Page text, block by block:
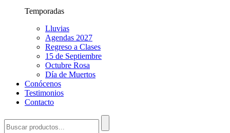
Temporadas
Lluvias
Agendas 2027
Regreso a Clases
15 de Septiembre
Octubre Rosa
Día de Muertos
Conócenos
Testimonios
Contacto